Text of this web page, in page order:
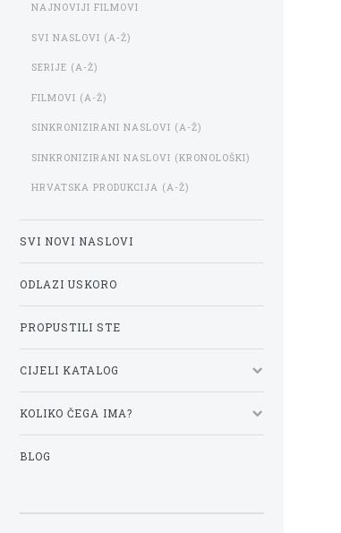
NAJNOVIJI FILMOVI
SVI NASLOVI (A-Ž)
SERIJE (A-Ž)
FILMOVI (A-Ž)
SINKRONIZIRANI NASLOVI (A-Ž)
SINKRONIZIRANI NASLOVI (KRONOLOŠKI)
HRVATSKA PRODUKCIJA (A-Ž)
SVI NOVI NASLOVI
ODLAZI USKORO
PROPUSTILI STE
CIJELI KATALOG
KOLIKO ČEGA IMA?
BLOG